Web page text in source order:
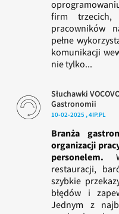
firm trzecich,
pracowników
pełne
komunikacji
nie tylko...
Słuchawki
Gastronomii
10-02-2025 , 4IP.PL
Branża
organizacji
personelem.
restauracji,
szybkie
błędów i
Jednym z